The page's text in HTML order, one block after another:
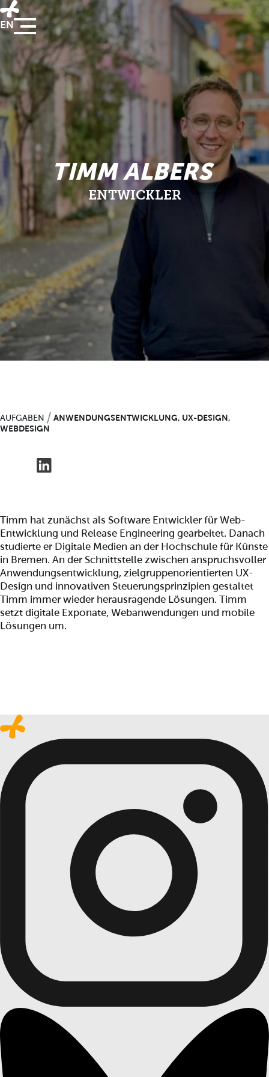
EN
TIMM ALBERS
ENTWICKLER
AUFGABEN
ANWENDUNGSENTWICKLUNG, UX-DESIGN,
WEBDESIGN
Timm hat zunächst als Software Entwickler für Web-
Entwicklung und Release Engineering gearbeitet. Danach
studierte er Digitale Medien an der Hochschule für Künste
in Bremen. An der Schnittstelle zwischen anspruchsvoller
Anwendungsentwicklung, zielgruppenorientierten UX-
Design und innovativen Steuerungsprinzipien gestaltet
Timm immer wieder herausragende Lösungen. Timm
setzt digitale Exponate, Webanwendungen und mobile
Lösungen um.